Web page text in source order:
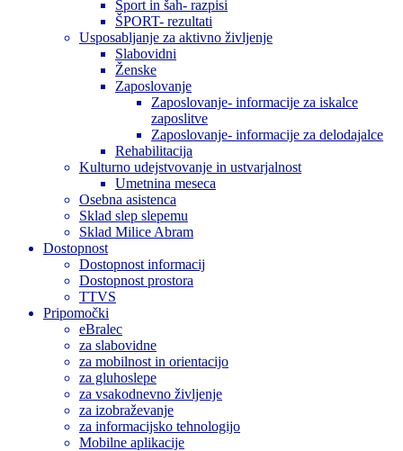
Šport in šah- razpisi
ŠPORT- rezultati
Usposabljanje za aktivno življenje
Slabovidni
Ženske
Zaposlovanje
Zaposlovanje- informacije za iskalce
zaposlitve
Zaposlovanje- informacije za delodajalce
Rehabilitacija
Kulturno udejstvovanje in ustvarjalnost
Umetnina meseca
Osebna asistenca
Sklad slep slepemu
Sklad Milice Abram
Dostopnost
Dostopnost informacij
Dostopnost prostora
TTVS
Pripomočki
eBralec
za slabovidne
za mobilnost in orientacijo
za gluhoslepe
za vsakodnevno življenje
za izobraževanje
za informacijsko tehnologijo
Mobilne aplikacije